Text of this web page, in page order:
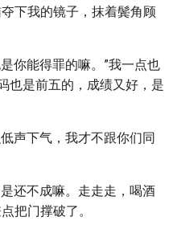
下我的镜子，抹着鬓角顾
你能得罪的嘛。”我一点也
也是前五的，成绩又好，是
声下气，我才不跟你们同
还不成嘛。走走走，喝酒
把门撑破了。